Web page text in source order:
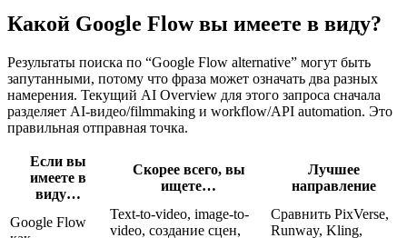
Какой Google Flow вы имеете в виду?
Результаты поиска по “Google Flow alternative” могут быть
запутанными, потому что фраза может означать два разных
намерения. Текущий AI Overview для этого запроса сначала
разделяет AI-видео/filmmaking и workflow/API automation. Это
правильная отправная точка.
Если вы
имеете в
виду…
Скорее всего, вы
ищете…
Лучшее
направление
Google Flow
Text-to-video, image-to-
video, создание сцен,
Сравнить PixVerse,
Runway, Kling,